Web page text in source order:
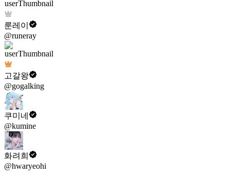
룬레이
@runeray
고갈왕
@gogalking
쿠미네
@kumine
화려희
@hwaryeohi